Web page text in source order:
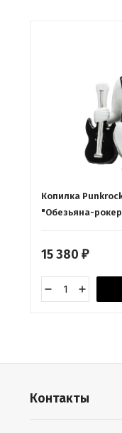
Копилка
"Обезьяна-
15 380 ₽
Контакты